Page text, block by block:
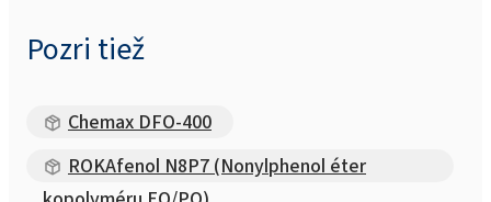
Pozri tiež
Chemax DFO-400
ROKAfenol N8P7 (Nonylphenol éter